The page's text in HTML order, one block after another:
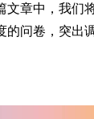
文章中，我们
的问卷，突出